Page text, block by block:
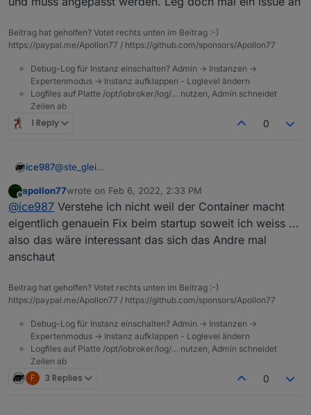
2022-02-06 12:57:13.846	error	TypeError:
2022-02-06 12:57:13.842	error	unhandled
ubuntu.0
Beitrag hat geholfen? Votet rechts unten im Beitrag :-)
https://paypal.me/Apollon77 / https://github.com/sponsors/Apollon77
Debug-Log für Instanz einschalten? Admin -> Instanzen ->
Expertenmodus -> Instanz aufklappen - Loglevel ändern
Logfiles auf Platte /opt/iobroker/log/… nutzen, Admin schneidet
Zeilen ab
1 Reply 0
ice987@ste_glei
hilft und ioBroker läuft nun
Offline
apollon77wrote on Feb 6, 2022, 2:33 PM
last edited by
@ice987 Verstehe ich nicht weil der Container macht
eigentlich genauein Fix beim startup soweit ich weiss ...
also das wäre interessant das sich das Andre mal
anschaut
Beitrag hat geholfen? Votet rechts unten im Beitrag :-)
https://paypal.me/Apollon77 / https://github.com/sponsors/Apollon77
Debug-Log für Instanz einschalten? Admin -> Instanzen ->
Expertenmodus -> Instanz aufklappen - Loglevel ändern
Logfiles auf Platte /opt/iobroker/log/… nutzen, Admin schneidet
Zeilen ab
F 3 Replies 0